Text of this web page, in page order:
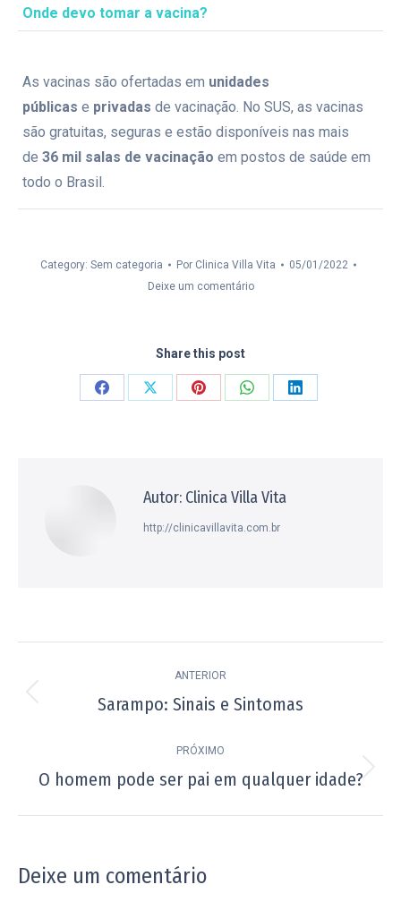
Onde devo tomar a vacina?
As vacinas são ofertadas em unidades
públicas e privadas de vacinação. No SUS, as vacinas
são gratuitas, seguras e estão disponíveis nas mais
de 36 mil salas de vacinação em postos de saúde em
todo o Brasil.
Category: Sem categoria Por Clinica Villa Vita
05/01/2022
Deixe um comentário
Share this post
CompartilharCompartilharCompartilharCompartilharCompartilhar
Autor: Clinica Villa Vita
http://clinicavillavita.com.br
de
ANTERIOR
Post
Sarampo: Sinais e Sintomas
PRÓXIMO
Próximo
O homem pode ser pai em qualquer idade?
Deixe um comentário